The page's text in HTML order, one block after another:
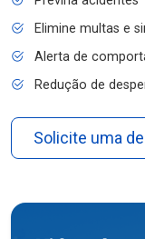
Elimine multas e
Alerta de
Redução de
Solicite uma